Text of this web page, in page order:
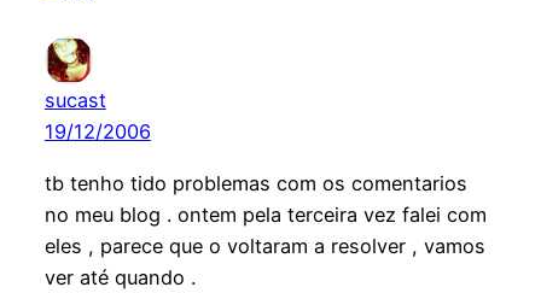
sucast
19/12/2006
tb tenho tido problemas com os comentarios
no meu blog . ontem pela terceira vez falei com
eles , parece que o voltaram a resolver , vamos
ver até quando .